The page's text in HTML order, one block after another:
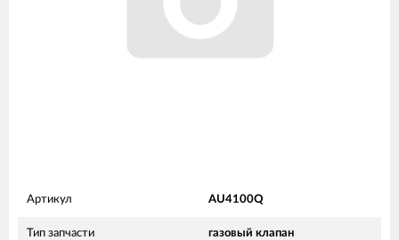
Артикул AU4100Q
Тип запчасти газовый клапан